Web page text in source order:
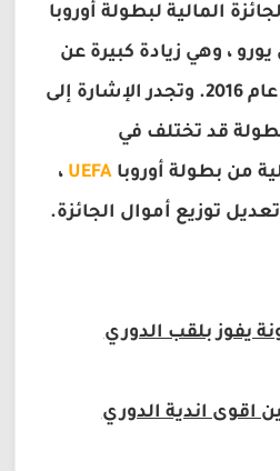
المالية لبطولة أوروبا
مليون يورو ، وهي زيادة كبيرة عن
البطولة السابقة في عام 2016. وتجدر الإشارة إلى
قد تختلف في
من بطولة أوروباUEFA ،
توزيع أموال الجائزة.
يفوز بلقب الدوري
اقوى اندية الدوري